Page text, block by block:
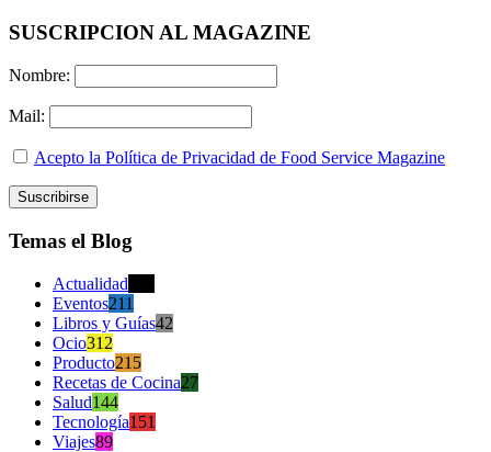
SUSCRIPCION AL MAGAZINE
Nombre:
Mail:
Acepto la Política de Privacidad de Food Service Magazine
Temas el Blog
Actualidad
Eventos211
Libros y Guías42
Ocio312
Producto215
Recetas de Cocina27
Salud144
Tecnología151
Viajes89